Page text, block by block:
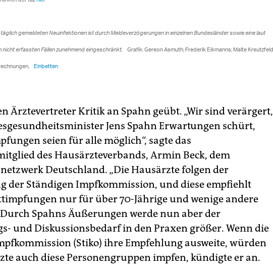
Ärztevertreter Kritik an Spahn geübt. „Wir sind verärgert,
Jens Spahn Erwartungen schürt,
seien für alle möglich“, sagte das
des Hausärzteverbands, Armin Beck, dem
Deutschland. „Die Hausärzte folgen der
der Ständigen Impfkommission, und diese empfiehlt
nur für über 70-Jährige und wenige andere
Spahns Äußerungen werde nun aber der
und Diskussionsbedarf in den Praxen größer. Wenn die
(Stiko) ihre Empfehlung ausweite, würden
auch diese Personengruppen impfen, kündigte er an.